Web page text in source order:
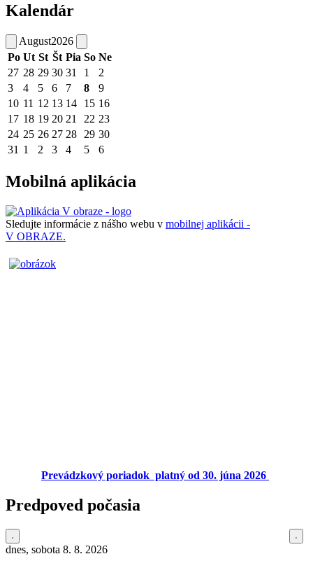
Kalendár
August2026
Po Ut St Št Pia So Ne
27 28 29 30 31 1
2
3
4 5 6 7 8
9
10 11 12 13 14 15 16
17 18 19 20 21 22 23
24 25 26 27 28 29 30
31 1 2 3 4 5 6
Mobilná aplikácia
Sledujte informácie z nášho webu v mobilnej aplikácii -
V OBRAZE.
Prevádzkový poriadok platný od 30. júna 2026
Predpoved počasia
dnes, sobota 8. 8. 2026